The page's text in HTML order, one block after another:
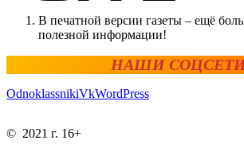
В печатной версии газеты – ещё
полезной информации!
НАШИ
OdnoklassnikiVkWordPress
© 2021 г. 16+